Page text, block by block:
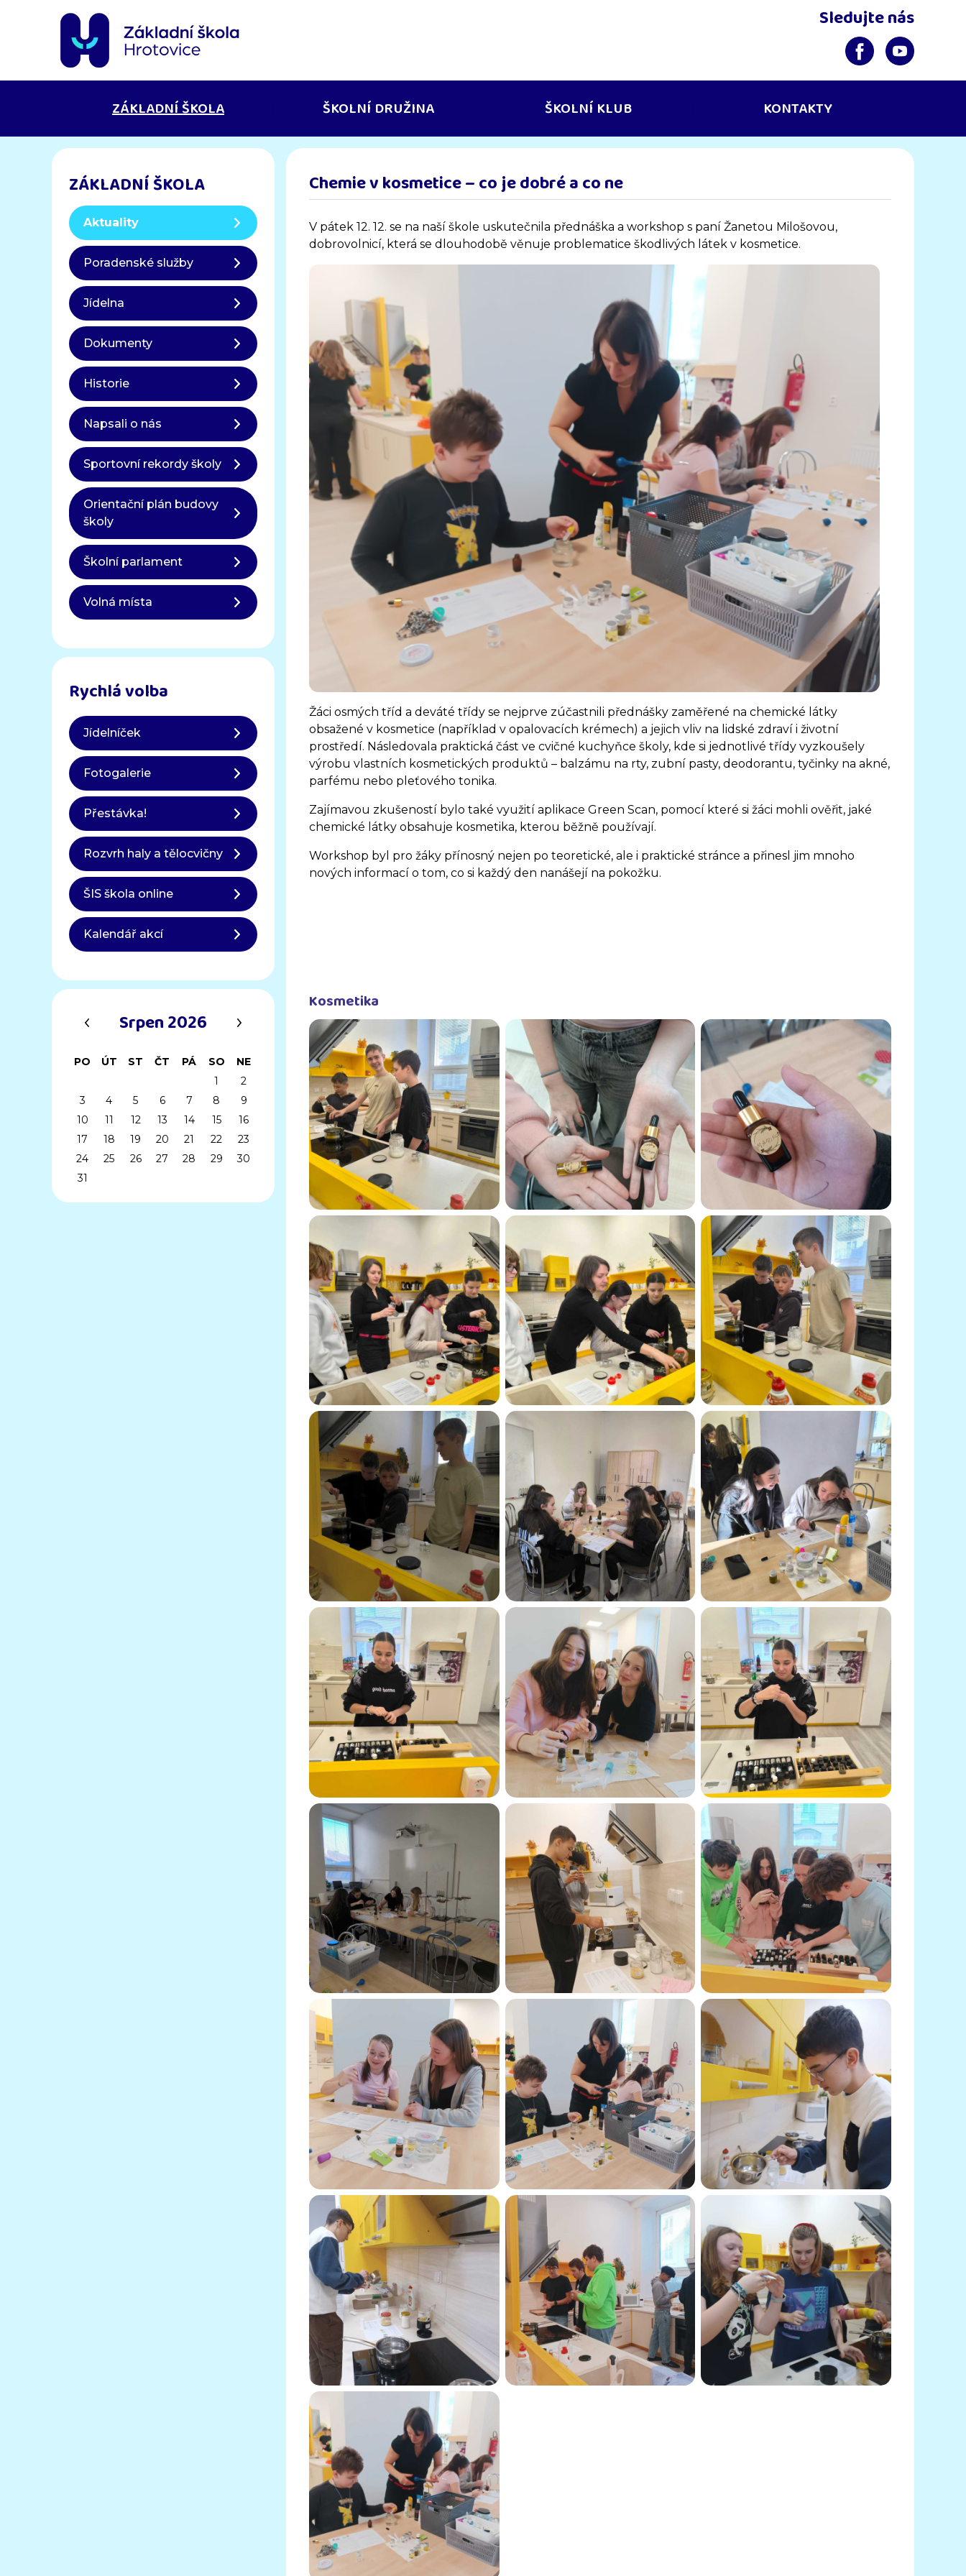
Sledujte nás
ZÁKLADNÍ ŠKOLA ŠKOLNÍ DRUŽINA ŠKOLNÍ KLUB KONTAKTY
Chemie v kosmetice – co je dobré a co ne
V pátek 12. 12. se na naší škole uskutečnila přednáška a workshop s paní Žanetou Milošovou,
dobrovolnicí, která se dlouhodobě věnuje problematice škodlivých látek v kosmetice.
Žáci osmých tříd a deváté třídy se nejprve zúčastnili přednášky zaměřené na chemické látky
obsažené v kosmetice (například v opalovacích krémech) a jejich vliv na lidské zdraví i životní
prostředí. Následovala praktická část ve cvičné kuchyňce školy, kde si jednotlivé třídy vyzkoušely
výrobu vlastních kosmetických produktů – balzámu na rty, zubní pasty, deodorantu, tyčinky na akné,
parfému nebo pleťového tonika.
Zajímavou zkušeností bylo také využití aplikace Green Scan, pomocí které si žáci mohli ověřit, jaké
chemické látky obsahuje kosmetika, kterou běžně používají.
Workshop byl pro žáky přínosný nejen po teoretické, ale i praktické stránce a přinesl jim mnoho
nových informací o tom, co si každý den nanášejí na pokožku.
Kosmetika
ZÁKLADNÍ ŠKOLA
Aktuality
Poradenské služby
Jídelna
Dokumenty
Historie
Napsali o nás
Sportovní rekordy školy
Orientační plán budovy
školy
Školní parlament
Volná místa
Rychlá volba
Jídelníček
Fotogalerie
Přestávka!
Rozvrh haly a tělocvičny
ŠIS škola online
Kalendář akcí
Srpen 2026
PO ÚT ST ČT PÁ SO
NE
1
2
3
4 5 6 7 8
9
10
11 12 13 14 15
16
17
18 19 20 21 22
23
24
25 26 27 28 29
30
31